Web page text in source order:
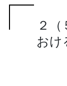
２
おけ